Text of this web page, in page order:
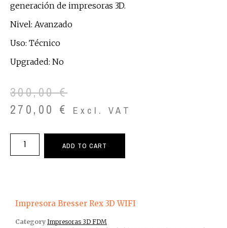
generación de impresoras 3D.
Nivel: Avanzado
Uso: Técnico
Upgraded: No
300,00€
270,00 € Excl. VAT
ADD TO CART
Impresora Bresser Rex 3D WIFI
Category Impresoras 3D FDM